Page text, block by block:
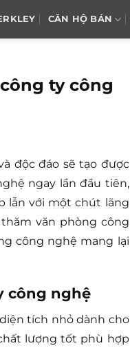
CĂN HỘ BÁN
ty công
độc đáo sẽ tạo được
ngay lần đầu tiên,
lẫn với một chút lãng
văn phòng công
công nghệ mang lại
công nghệ
tích nhỏ dành cho
lượng tốt phù hợp